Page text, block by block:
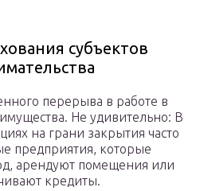
субъектов
перерыва в работе в
Не удивительно: В
на грани закрытия часто
предприятия, которые
арендуют помещения или
кредиты.